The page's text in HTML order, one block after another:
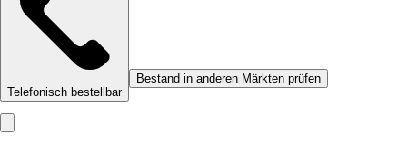
Telefonisch bestellbar
Bestand in anderen Märkten prüfen